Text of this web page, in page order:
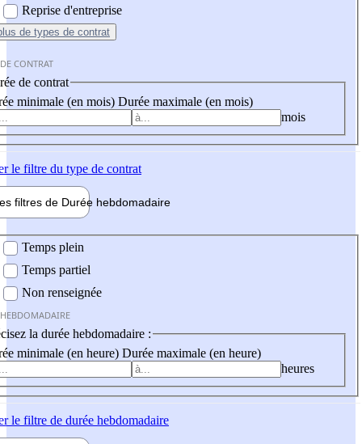
Reprise d'entreprise
de types de contrat
CONTRAT
de contrat
minimale (en mois) Durée maximale (en mois)
mois
le filtre du type de contrat
filtres de Durée hebdomadaire
Temps plein
Temps partiel
Non renseignée
la durée hebdomadaire :
minimale (en heure) Durée maximale (en heure)
heures
le filtre de durée hebdomadaire